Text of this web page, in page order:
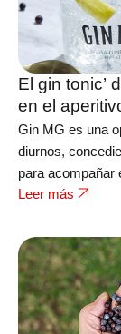
El gin tonic’
en el
Gin MG es una
diurnos,
para acompañar
Leer más